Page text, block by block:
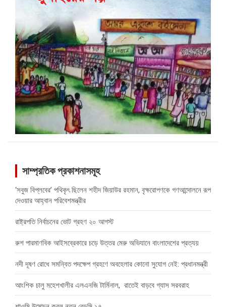
সাম্প্রতিক প্রকাশনাসমূহ
‘সবুজ বিপ্লবের’ পথিকৃৎ ছিলেন শহীদ জিয়াউর রহমান, বৃক্ষরোপণকে গণআন্দোলনে রূপ
দেওয়ার আহ্বান পরিবেশমন্ত্রীর
রাষ্ট্রপতি নির্বাচনের ভোট গ্রহণ ২০ আগস্ট
রুশ পারমাণবিক আইসব্রেকারে চড়ে উত্তর মেরু অভিযানে বাংলাদেশের প্রত্যয়
নদী দূষণ রোধে সমন্বিত পদক্ষেপ গ্রহণে অবহেলার কোনো সুযোগ নেই: প্রধানমন্ত্রী
আংশিক চালু মহেশখালীর এলএনজি টার্মিনাল, রাতেই বাড়বে গ্যাস সরবরাহ